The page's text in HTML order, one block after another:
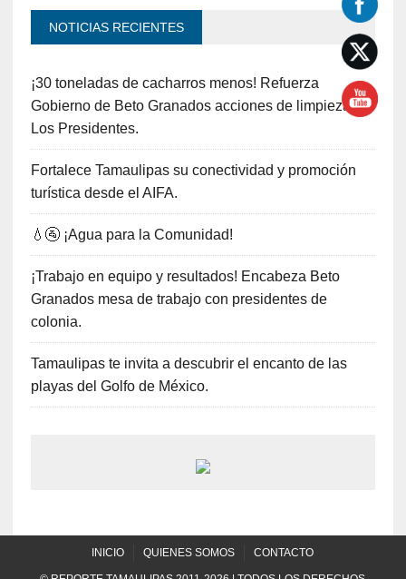
NOTICIAS RECIENTES
¡30 toneladas de cacharros menos! Refuerza
Gobierno de Beto Granados acciones de limpieza en
Los Presidentes.
Fortalece Tamaulipas su conectividad y promoción
turística desde el AIFA.
💧🚰 ¡Agua para la Comunidad!
¡Trabajo en equipo y resultados! Encabeza Beto
Granados mesa de trabajo con presidentes de
colonia.
Tamaulipas te invita a descubrir el encanto de las
playas del Golfo de México.
INICIO QUIENES SOMOS CONTACTO